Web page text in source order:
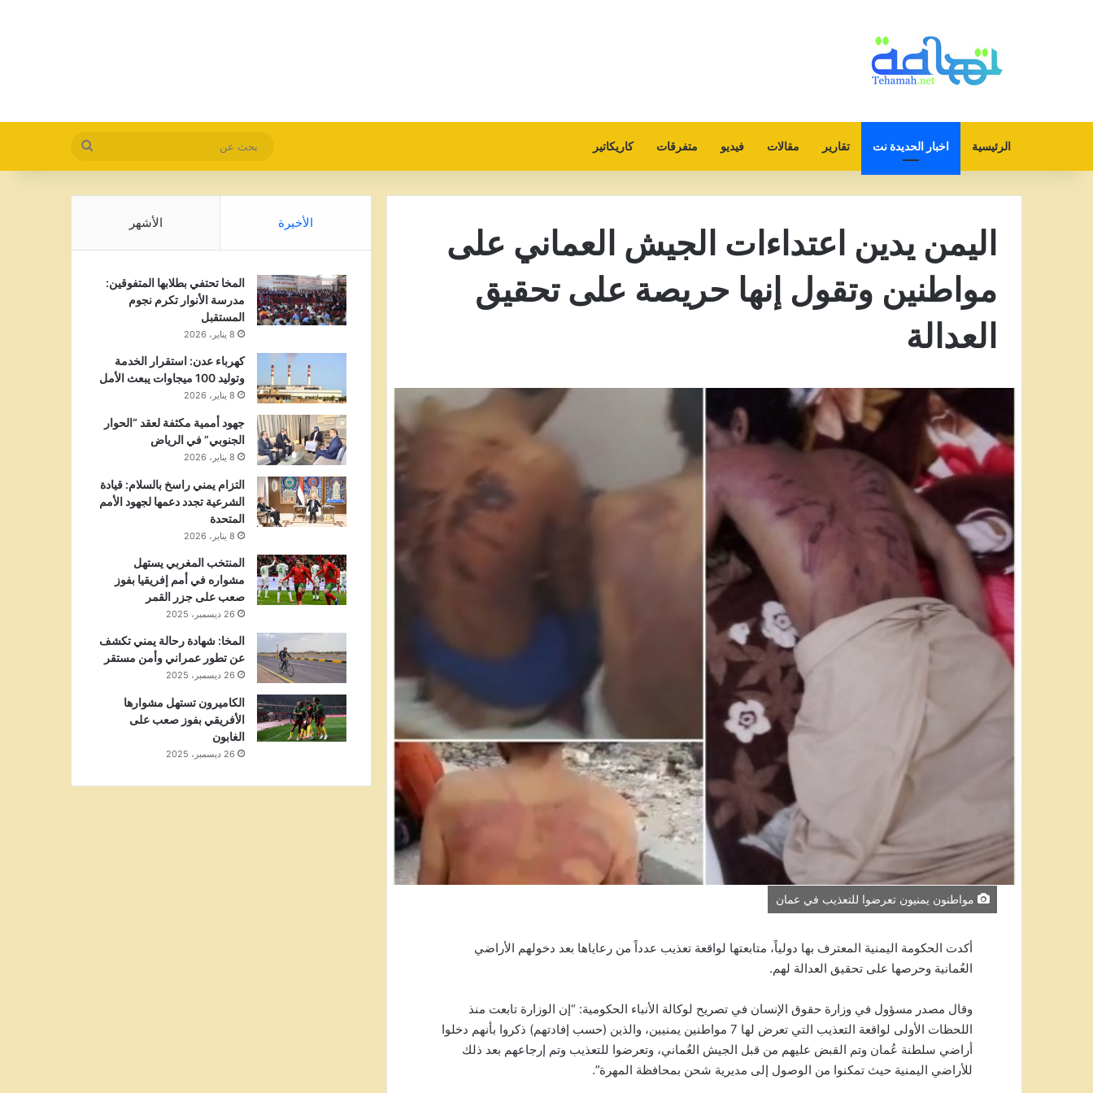
الرئيسية اخبار الحديدة نت تقارير مقالات فيديو متفرقات كاريكاتير
بحث
عن
اليمن يدين اعتداءات الجيش العماني على
مواطنين وتقول إنها حريصة على تحقيق
العدالة
مواطنون يمنيون تعرضوا للتعذيب في عمان
أكدت الحكومة اليمنية المعترف بها دولياً، متابعتها لواقعة تعذيب عدداً من رعاياها بعد دخولهم الأراضي
العُمانية وحرصها على تحقيق العدالة لهم.
وقال مصدر مسؤول في وزارة حقوق الإنسان في تصريح لوكالة الأنباء الحكومية: “إن الوزارة تابعت منذ
اللحظات الأولى لواقعة التعذيب التي تعرض لها 7 مواطنين يمنيين، والذين (حسب إفادتهم) ذكروا بأنهم دخلوا
أراضي سلطنة عُمان وتم القبض عليهم من قبل الجيش العُماني، وتعرضوا للتعذيب وتم إرجاعهم بعد ذلك
للأراضي اليمنية حيث تمكنوا من الوصول إلى مديرية شحن بمحافظة المهرة”.
الأخيرة الأشهر
المخا تحتفي بطلابها المتفوقين:
مدرسة الأنوار تكرم نجوم
المستقبل
8 يناير، 2026
كهرباء عدن: استقرار الخدمة
وتوليد 100 ميجاوات يبعث الأمل
8 يناير، 2026
جهود أممية مكثفة لعقد “الحوار
الجنوبي” في الرياض
8 يناير، 2026
التزام يمني راسخ بالسلام: قيادة
الشرعية تجدد دعمها لجهود الأمم
المتحدة
8 يناير، 2026
المنتخب المغربي يستهل
مشواره في أمم إفريقيا بفوز
صعب على جزر القمر
26 ديسمبر، 2025
المخا: شهادة رحالة يمني تكشف
عن تطور عمراني وأمن مستقر
26 ديسمبر، 2025
الكاميرون تستهل مشوارها
الأفريقي بفوز صعب على
الغابون
26 ديسمبر، 2025